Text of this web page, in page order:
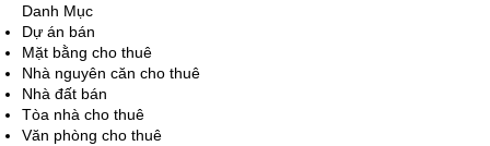
Danh Mục
Dự án bán
Mặt bằng cho thuê
Nhà nguyên căn cho thuê
Nhà đất bán
Tòa nhà cho thuê
Văn phòng cho thuê